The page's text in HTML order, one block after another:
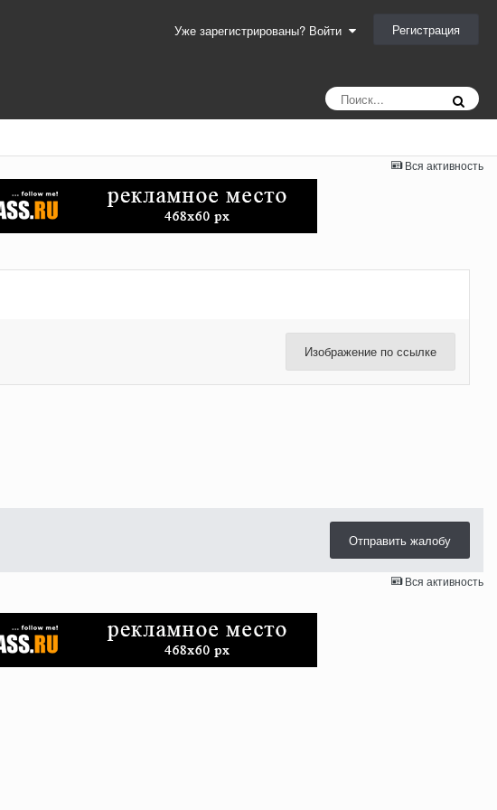
Уже зарегистрированы? Войти Регистрация
Вся активность
Изображение по ссылке
Отправить жалобу
Вся активность